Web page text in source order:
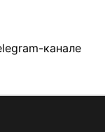
канале